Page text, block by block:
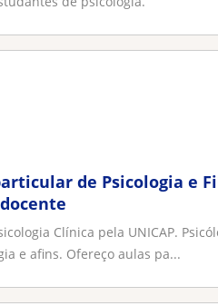
de Psicologia e
Clínica pela UNICAP.
e afins. Ofereço aulas pa...